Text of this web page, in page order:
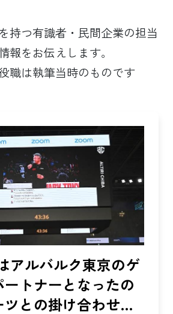
持つ有識者・民間企業の担当
報をお伝えします。
職は執筆当時のものです
アルバルク東京のゲ
トナーとなったの
との掛け合わせで